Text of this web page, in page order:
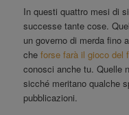
In questi quattro mesi di
successe tante cose.
un governo di merda fino
cheforse farà il gioco del
conosci anche tu. Quelle
sicché meritano qualche
pubblicazioni.